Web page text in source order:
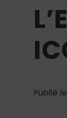
Publié